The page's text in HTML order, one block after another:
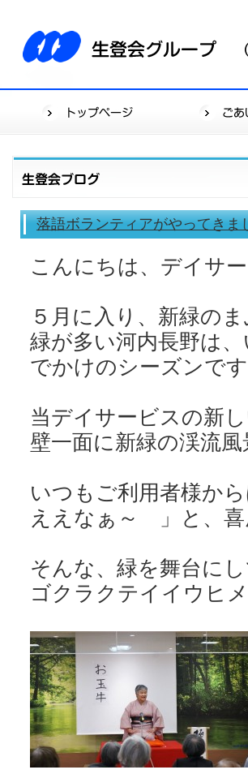
落語ボランティアがやってき
こんにちは、デイサ
５月に入り、新緑の
緑が多い河内長野は
でかけのシーズンで
当デイサービスの新
壁一面に新緑の渓流
いつもご利用者様か
ええなぁ～ 」と、喜
そんな、緑を舞台に
ゴクラクテイイウヒ